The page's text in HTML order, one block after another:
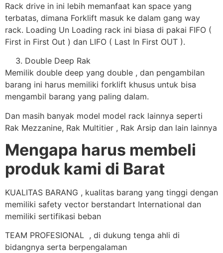
Rack drive in ini lebih memanfaat kan space yang
terbatas, dimana Forklift masuk ke dalam gang way
rack. Loading Un Loading rack ini biasa di pakai FIFO (
First in First Out ) dan LIFO ( Last In First OUT ).
Double Deep Rak
Memilik double deep yang double , dan pengambilan
barang ini harus memiliki forklift khusus untuk bisa
mengambil barang yang paling dalam.
Dan masih banyak model model rack lainnya seperti
Rak Mezzanine, Rak Multitier , Rak Arsip dan lain lainnya
Mengapa harus membeli
produk kami di Barat
KUALITAS BARANG , kualitas barang yang tinggi dengan
memiliki safety vector berstandart International dan
memiliki sertifikasi beban
TEAM PROFESIONAL , di dukung tenga ahli di
bidangnya serta berpengalaman